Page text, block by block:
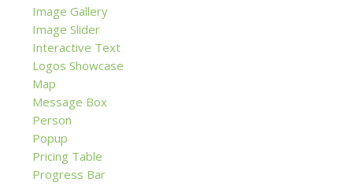
Image Gallery
Image Slider
Interactive Text
Logos Showcase
Map
Message Box
Person
Popup
Pricing Table
Progress Bar